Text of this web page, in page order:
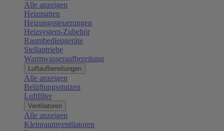
Alle anzeigen
Heizmatten
Heizungssteuerungen
Heizsystem-Zubehör
Raumbediengeräte
Stellantriebe
Warmwasseraufbereitung
Luftaufbereitungen
Alle anzeigen
Belüftungsstutzen
Luftfilter
Ventilatoren
Alle anzeigen
Kleinraumventilatoren